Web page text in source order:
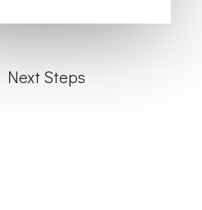
Next Steps